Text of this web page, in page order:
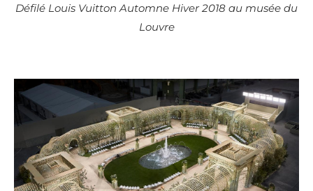
Défilé Louis Vuitton Automne Hiver 2018 au musée du
Louvre